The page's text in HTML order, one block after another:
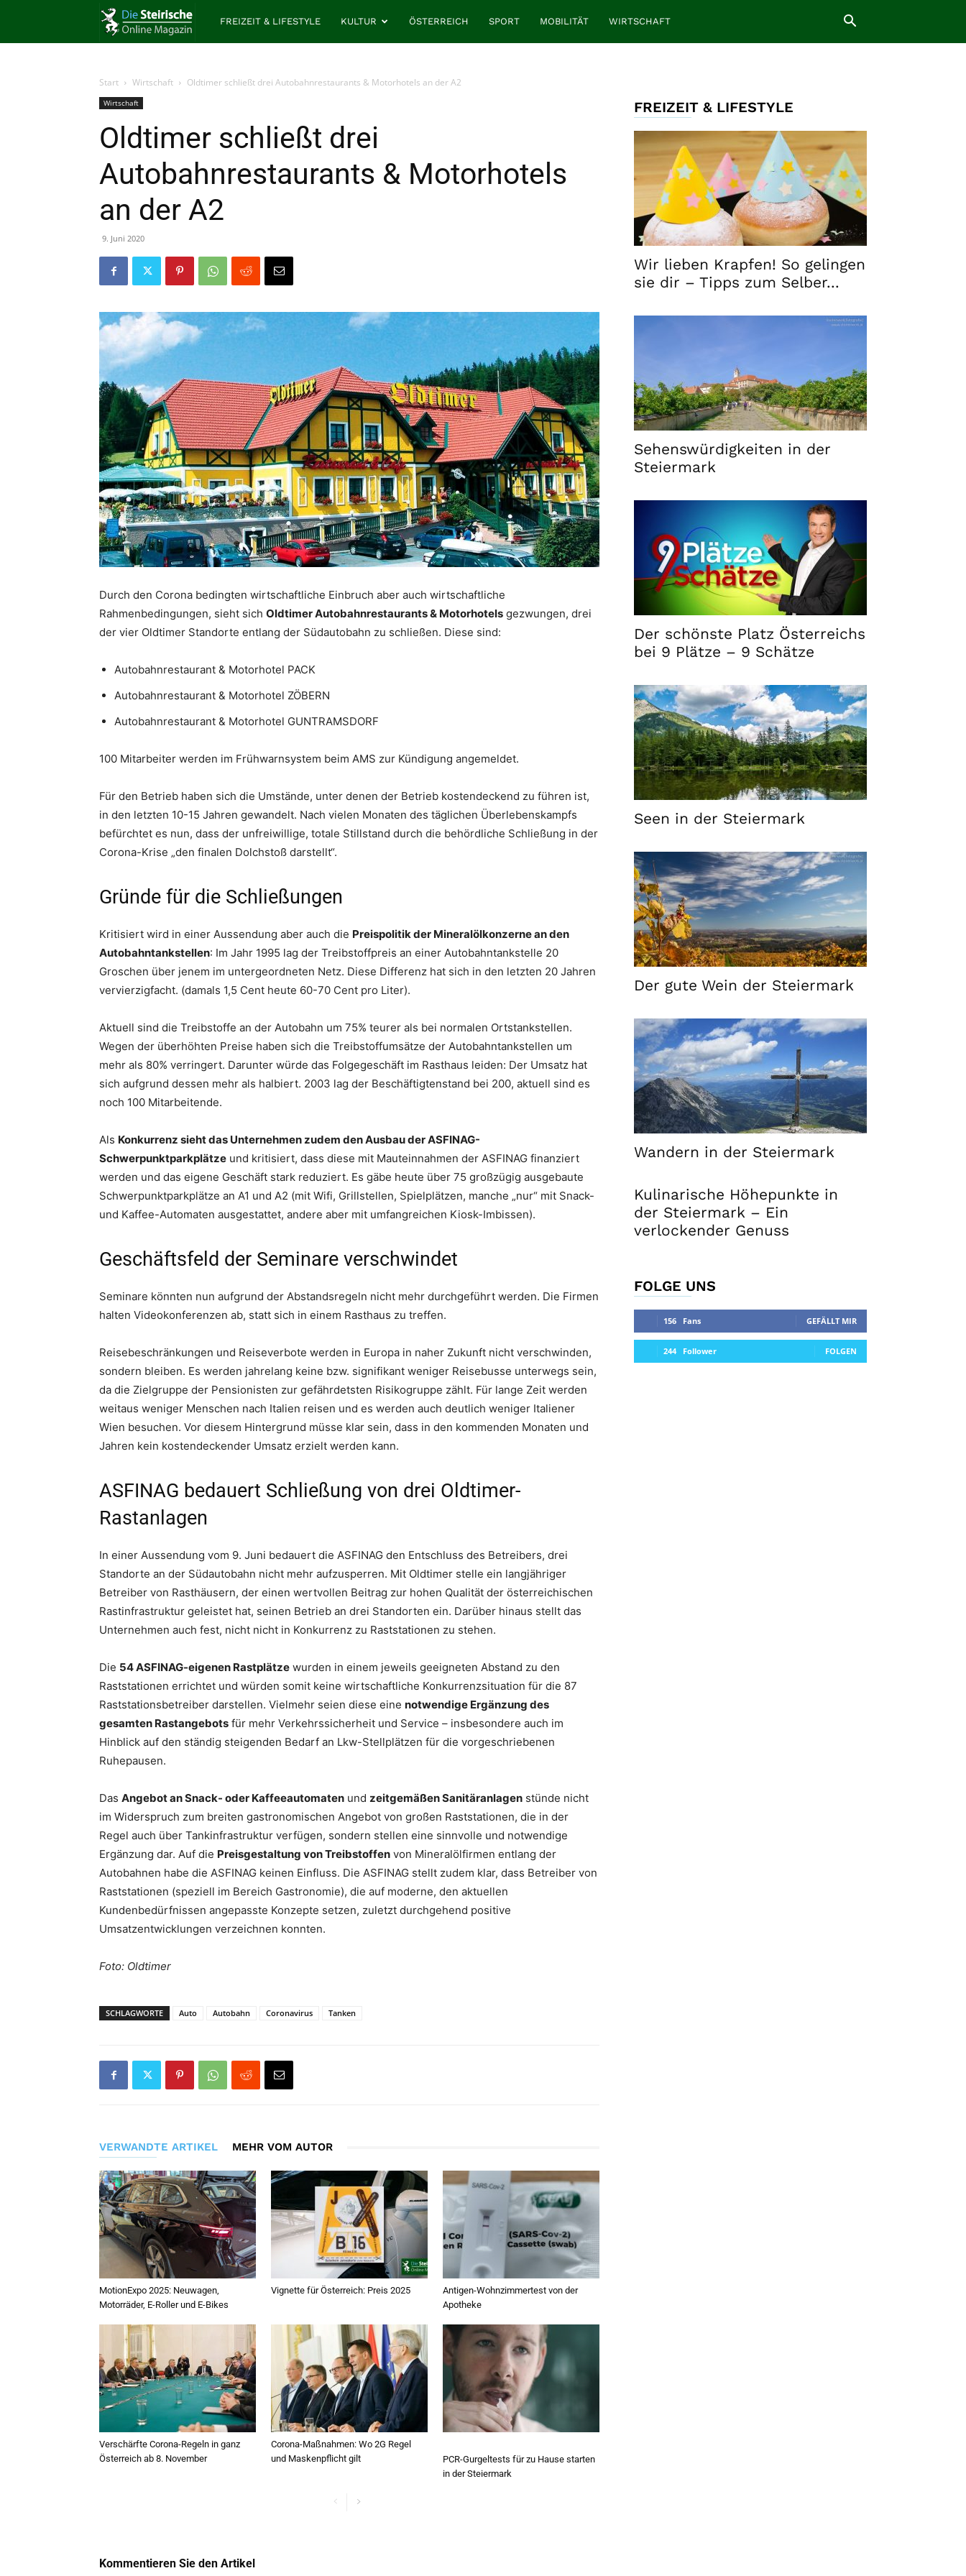
DieFREIZEIT & LIFESTYLE KULTUR ÖSTERREICH SPORT MOBILITÄT WIRTSCHAFT
Start Wirtschaft Oldtimer schließt drei Autobahnrestaurants & Motorhotels an der A2
Wirtschaft
Oldtimer schließt drei
Autobahnrestaurants & Motorhotels
an der A2
9. Juni 2020
Durch den Corona bedingten wirtschaftliche Einbruch aber auch wirtschaftliche
Rahmenbedingungen, sieht sich Oldtimer Autobahnrestaurants & Motorhotels gezwungen, drei
der vier Oldtimer Standorte entlang der Südautobahn zu schließen. Diese sind:
Autobahnrestaurant & Motorhotel PACK
Autobahnrestaurant & Motorhotel ZÖBERN
Autobahnrestaurant & Motorhotel GUNTRAMSDORF
100 Mitarbeiter werden im Frühwarnsystem beim AMS zur Kündigung angemeldet.
Für den Betrieb haben sich die Umstände, unter denen der Betrieb kostendeckend zu führen ist,
in den letzten 10-15 Jahren gewandelt. Nach vielen Monaten des täglichen Überlebenskampfs
befürchtet es nun, dass der unfreiwillige, totale Stillstand durch die behördliche Schließung in der
Corona-Krise „den finalen Dolchstoß darstellt“.
Gründe für die Schließungen
Kritisiert wird in einer Aussendung aber auch die Preispolitik der Mineralölkonzerne an den
Autobahntankstellen: Im Jahr 1995 lag der Treibstoffpreis an einer Autobahntankstelle 20
Groschen über jenem im untergeordneten Netz. Diese Differenz hat sich in den letzten 20 Jahren
vervierzigfacht. (damals 1,5 Cent heute 60-70 Cent pro Liter).
Aktuell sind die Treibstoffe an der Autobahn um 75% teurer als bei normalen Ortstankstellen.
Wegen der überhöhten Preise haben sich die Treibstoffumsätze der Autobahntankstellen um
mehr als 80% verringert. Darunter würde das Folgegeschäft im Rasthaus leiden: Der Umsatz hat
sich aufgrund dessen mehr als halbiert. 2003 lag der Beschäftigtenstand bei 200, aktuell sind es
noch 100 Mitarbeitende.
Als Konkurrenz sieht das Unternehmen zudem den Ausbau der ASFINAG-
Schwerpunktparkplätze und kritisiert, dass diese mit Mauteinnahmen der ASFINAG finanziert
werden und das eigene Geschäft stark reduziert. Es gäbe heute über 75 großzügig ausgebaute
Schwerpunktparkplätze an A1 und A2 (mit Wifi, Grillstellen, Spielplätzen, manche „nur“ mit Snack-
und Kaffee-Automaten ausgestattet, andere aber mit umfangreichen Kiosk-Imbissen).
Geschäftsfeld der Seminare verschwindet
Seminare könnten nun aufgrund der Abstandsregeln nicht mehr durchgeführt werden. Die Firmen
halten Videokonferenzen ab, statt sich in einem Rasthaus zu treffen.
Reisebeschränkungen und Reiseverbote werden in Europa in naher Zukunft nicht verschwinden,
sondern bleiben. Es werden jahrelang keine bzw. signifikant weniger Reisebusse unterwegs sein,
da die Zielgruppe der Pensionisten zur gefährdetsten Risikogruppe zählt. Für lange Zeit werden
weitaus weniger Menschen nach Italien reisen und es werden auch deutlich weniger Italiener
Wien besuchen. Vor diesem Hintergrund müsse klar sein, dass in den kommenden Monaten und
Jahren kein kostendeckender Umsatz erzielt werden kann.
ASFINAG bedauert Schließung von drei Oldtimer-
Rastanlagen
In einer Aussendung vom 9. Juni bedauert die ASFINAG den Entschluss des Betreibers, drei
Standorte an der Südautobahn nicht mehr aufzusperren. Mit Oldtimer stelle ein langjähriger
Betreiber von Rasthäusern, der einen wertvollen Beitrag zur hohen Qualität der österreichischen
Rastinfrastruktur geleistet hat, seinen Betrieb an drei Standorten ein. Darüber hinaus stellt das
Unternehmen auch fest, nicht nicht in Konkurrenz zu Raststationen zu stehen.
Die 54 ASFINAG-eigenen Rastplätze wurden in einem jeweils geeigneten Abstand zu den
Raststationen errichtet und würden somit keine wirtschaftliche Konkurrenzsituation für die 87
Raststationsbetreiber darstellen. Vielmehr seien diese eine notwendige Ergänzung des
gesamten Rastangebots für mehr Verkehrssicherheit und Service – insbesondere auch im
Hinblick auf den ständig steigenden Bedarf an Lkw-Stellplätzen für die vorgeschriebenen
Ruhepausen.
Das Angebot an Snack- oder Kaffeeautomaten und zeitgemäßen Sanitäranlagen stünde nicht
im Widerspruch zum breiten gastronomischen Angebot von großen Raststationen, die in der
Regel auch über Tankinfrastruktur verfügen, sondern stellen eine sinnvolle und notwendige
Ergänzung dar. Auf die Preisgestaltung von Treibstoffen von Mineralölfirmen entlang der
Autobahnen habe die ASFINAG keinen Einfluss. Die ASFINAG stellt zudem klar, dass Betreiber von
Raststationen (speziell im Bereich Gastronomie), die auf moderne, den aktuellen
Kundenbedürfnissen angepasste Konzepte setzen, zuletzt durchgehend positive
Umsatzentwicklungen verzeichnen konnten.
Foto: Oldtimer
SCHLAGWORTE Auto Autobahn Coronavirus Tanken
VERWANDTE ARTIKEL MEHR VOM AUTOR
MotionExpo 2025: Neuwagen,
Motorräder, E-Roller und E-Bikes
Vignette für Österreich: Preis 2025
Antigen-Wohnzimmertest von der
Apotheke
Verschärfte Corona-Regeln in ganz
Österreich ab 8. November
Corona-Maßnahmen: Wo 2G Regel
und Maskenpflicht gilt
PCR-Gurgeltests für zu Hause starten
in der Steiermark
Kommentieren Sie den Artikel
FREIZEIT & LIFESTYLE
Wir lieben Krapfen! So gelingen
sie dir – Tipps zum Selber...
Sehenswürdigkeiten in der
Steiermark
Der schönste Platz Österreichs
bei 9 Plätze – 9 Schätze
Seen in der Steiermark
Der gute Wein der Steiermark
Wandern in der Steiermark
Kulinarische Höhepunkte in
der Steiermark – Ein
verlockender Genuss
FOLGE UNS
156 Fans GEFÄLLT MIR
244 Follower FOLGEN